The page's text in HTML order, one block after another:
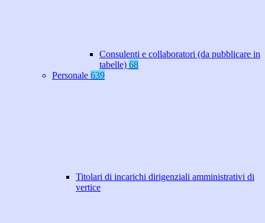
Consulenti e collaboratori (da pubblicare in
tabelle) 68
Personale 639
Titolari di incarichi dirigenziali amministrativi di
vertice